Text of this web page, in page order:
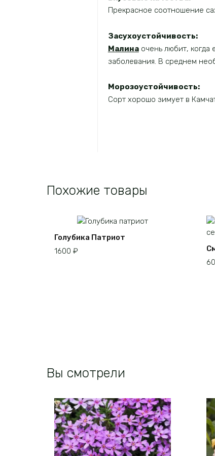
Прекрасное соотношение
Засухоустойчивость:
Малинаочень любит, когда
заболевания. В среднем
Морозоустойчивость:
Сорт хорошо зимует в
Похожие товары
странице
Голубика Патриот
1600 ₽
Вы смотрели